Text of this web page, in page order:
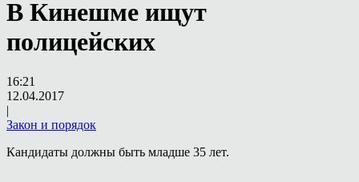
В Кинешме ищут
полицейских
16:21
12.04.2017
|
Закон и порядок
Кандидаты должны быть младше 35 лет.